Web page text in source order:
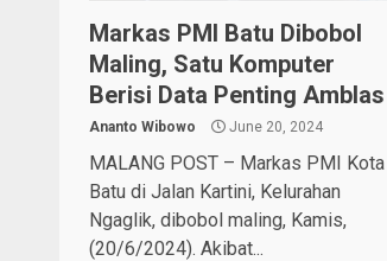
Markas PMI Batu Dibobol
Maling, Satu Komputer
Berisi Data Penting Amblas
Ananto Wibowo June 20, 2024
MALANG POST – Markas PMI Kota
Batu di Jalan Kartini, Kelurahan
Ngaglik, dibobol maling, Kamis,
(20/6/2024). Akibat...